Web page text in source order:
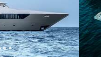
345 678910111213141516